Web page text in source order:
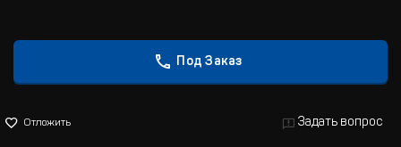
Под Заказ
Отложить Задать вопрос